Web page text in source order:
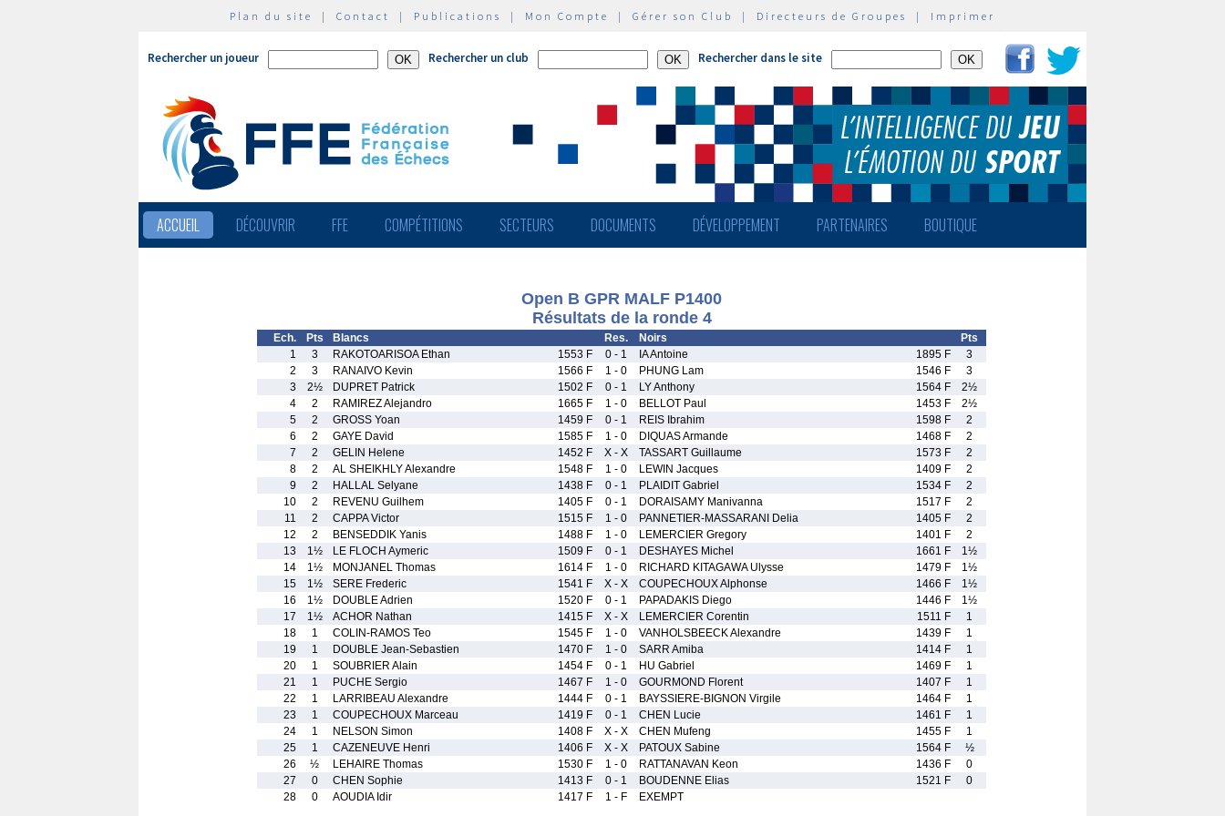
Plan du site | Contact | Publications | Mon Compte | Gérer son Club | Directeurs de Groupes | Imprimer
Rechercher un joueur Rechercher un club Rechercher dans le site
ACCUEIL DÉCOUVRIR FFE COMPÉTITIONS SECTEURS DOCUMENTS DÉVELOPPEMENT PARTENAIRES BOUTIQUE
Open B GPR MALF P1400
Résultats de la ronde 4
Ech. Pts Blancs Res. Noirs
Pts
1
3 RAKOTOARISOA Ethan 1553 F 0 - 1 IA Antoine 1895 F
3
2
3 RANAIVO Kevin 1566 F 1 - 0 PHUNG Lam 1546 F
3
3
2½ DUPRET Patrick 1502 F 0 - 1 LY Anthony 1564 F
2½
4
2 RAMIREZ Alejandro 1665 F 1 - 0 BELLOT Paul 1453 F
2½
5
2 GROSS Yoan 1459 F 0 - 1 REIS Ibrahim 1598 F
2
6
2 GAYE David 1585 F 1 - 0 DIQUAS Armande 1468 F
2
7
2 GELIN Helene 1452 F X - X TASSART Guillaume 1573 F
2
8
2 AL SHEIKHLY Alexandre 1548 F 1 - 0 LEWIN Jacques 1409 F
2
9
2 HALLAL Selyane 1438 F 0 - 1 PLAIDIT Gabriel 1534 F
2
10
2 REVENU Guilhem 1405 F 0 - 1 DORAISAMY Manivanna 1517 F
2
11
2 CAPPA Victor 1515 F 1 - 0 PANNETIER-MASSARANI Delia 1405 F
2
12
2 BENSEDDIK Yanis 1488 F 1 - 0 LEMERCIER Gregory 1401 F
2
13
1½ LE FLOCH Aymeric 1509 F 0 - 1 DESHAYES Michel 1661 F
1½
14
1½ MONJANEL Thomas 1614 F 1 - 0 RICHARD KITAGAWA Ulysse 1479 F
1½
15
1½ SERE Frederic 1541 F X - X COUPECHOUX Alphonse 1466 F
1½
16
1½ DOUBLE Adrien 1520 F 0 - 1 PAPADAKIS Diego 1446 F
1½
17
1½ ACHOR Nathan 1415 F X - X LEMERCIER Corentin 1511 F
1
18
1 COLIN-RAMOS Teo 1545 F 1 - 0 VANHOLSBEECK Alexandre 1439 F
1
19
1 DOUBLE Jean-Sebastien 1470 F 1 - 0 SARR Amiba 1414 F
1
20
1 SOUBRIER Alain 1454 F 0 - 1 HU Gabriel 1469 F
1
21
1 PUCHE Sergio 1467 F 1 - 0 GOURMOND Florent 1407 F
1
22
1 LARRIBEAU Alexandre 1444 F 0 - 1 BAYSSIERE-BIGNON Virgile 1464 F
1
23
1 COUPECHOUX Marceau 1419 F 0 - 1 CHEN Lucie 1461 F
1
24
1 NELSON Simon 1408 F X - X CHEN Mufeng 1455 F
1
25
1 CAZENEUVE Henri 1406 F X - X PATOUX Sabine 1564 F
½
26
½ LEHAIRE Thomas 1530 F 1 - 0 RATTANAVAN Keon 1436 F
0
27
0 CHEN Sophie 1413 F 0 - 1 BOUDENNE Elias 1521 F
0
28
0 AOUDIA Idir 1417 F 1 - F EXEMPT